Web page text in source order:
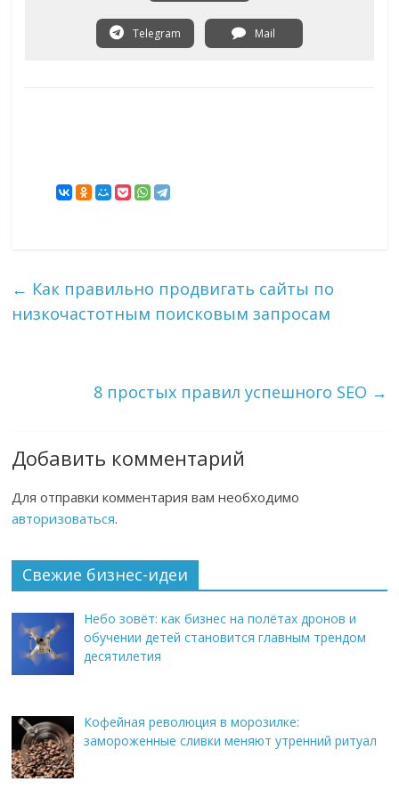
Telegram Mail
← Как правильно продвигать сайты по
низкочастотным поисковым запросам
8 простых правил успешного SEO →
Добавить комментарий
Для отправки комментария вам необходимо
авторизоваться.
Свежие бизнес-идеи
Небо зовёт: как бизнес на полётах дронов и
обучении детей становится главным трендом
десятилетия
Кофейная революция в морозилке:
замороженные сливки меняют утренний ритуал